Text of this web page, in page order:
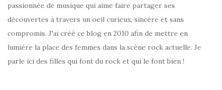
passionnée de musique qui aime faire partager ses
découvertes à travers un oeil curieux, sincère et sans
compromis. J'ai créé ce blog en 2010 afin de mettre en
lumière la place des femmes dans la scène rock actuelle. Je
parle ici des filles qui font du rock et qui le font bien !